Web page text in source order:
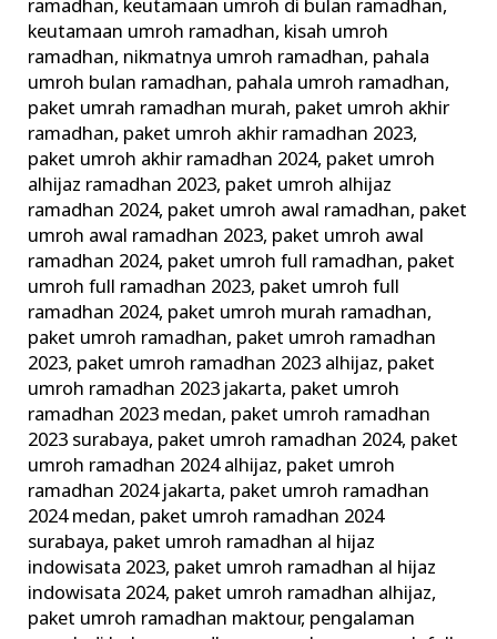
ramadhan, keutamaan umroh di bulan ramadhan,
keutamaan umroh ramadhan, kisah umroh
ramadhan, nikmatnya umroh ramadhan, pahala
umroh bulan ramadhan, pahala umroh ramadhan,
paket umrah ramadhan murah, paket umroh akhir
ramadhan, paket umroh akhir ramadhan 2023,
paket umroh akhir ramadhan 2024, paket umroh
alhijaz ramadhan 2023, paket umroh alhijaz
ramadhan 2024, paket umroh awal ramadhan, paket
umroh awal ramadhan 2023, paket umroh awal
ramadhan 2024, paket umroh full ramadhan, paket
umroh full ramadhan 2023, paket umroh full
ramadhan 2024, paket umroh murah ramadhan,
paket umroh ramadhan, paket umroh ramadhan
2023, paket umroh ramadhan 2023 alhijaz, paket
umroh ramadhan 2023 jakarta, paket umroh
ramadhan 2023 medan, paket umroh ramadhan
2023 surabaya, paket umroh ramadhan 2024, paket
umroh ramadhan 2024 alhijaz, paket umroh
ramadhan 2024 jakarta, paket umroh ramadhan
2024 medan, paket umroh ramadhan 2024
surabaya, paket umroh ramadhan al hijaz
indowisata 2023, paket umroh ramadhan al hijaz
indowisata 2024, paket umroh ramadhan alhijaz,
paket umroh ramadhan maktour, pengalaman